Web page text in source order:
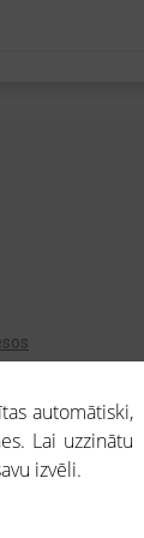
lietotājs,
automātiski,
Lai uzzinātu
izvēli.